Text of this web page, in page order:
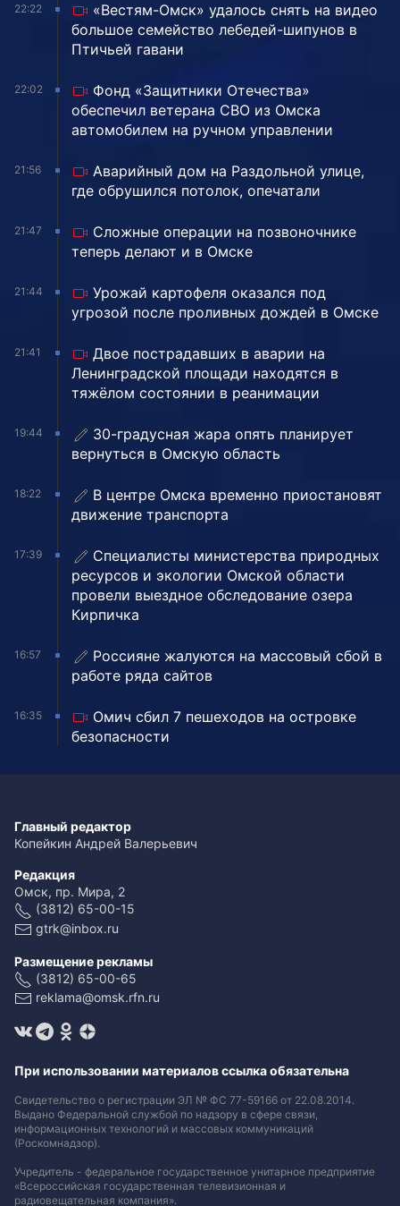
22:22
«Вестям-Омск» удалось снять на видео
большое семейство лебедей-шипунов в
Птичьей гавани
22:02
Фонд «Защитники Отечества»
обеспечил ветерана СВО из Омска
автомобилем на ручном управлении
21:56
Аварийный дом на Раздольной улице,
где обрушился потолок, опечатали
21:47
Сложные операции на позвоночнике
теперь делают и в Омске
21:44
Урожай картофеля оказался под
угрозой после проливных дождей в Омске
21:41
Двое пострадавших в аварии на
Ленинградской площади находятся в
тяжёлом состоянии в реанимации
19:44
30-градусная жара опять планирует
вернуться в Омскую область
18:22
В центре Омска временно приостановят
движение транспорта
17:39
Специалисты министерства природных
ресурсов и экологии Омской области
провели выездное обследование озера
Кирпичка
16:57
Россияне жалуются на массовый сбой в
работе ряда сайтов
16:35
Омич сбил 7 пешеходов на островке
безопасности
Главный редактор
Копейкин Андрей Валерьевич
Редакция
Омск, пр. Мира, 2
(3812) 65-00-15
gtrk@inbox.ru
Размещение рекламы
(3812) 65-00-65
reklama@omsk.rfn.ru
При использовании материалов ссылка обязательна
Свидетельство о регистрации ЭЛ № ФС 77-59166 от 22.08.2014.
Выдано Федеральной службой по надзору в сфере связи,
информационных технологий и массовых коммуникаций
(Роскомнадзор).
Учредитель - федеральное государственное унитарное предприятие
«Всероссийская государственная телевизионная и
радиовещательная компания».